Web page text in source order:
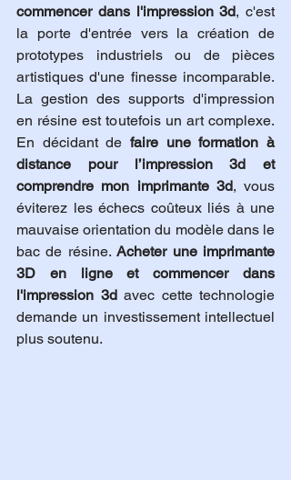
commencer dans l'impression 3d, c'est
la porte d'entrée vers la création de
prototypes industriels ou de pièces
artistiques d'une finesse incomparable.
La gestion des supports d'impression
en résine est toutefois un art complexe.
En décidant de faire une formation à
distance pour l’impression 3d et
comprendre mon imprimante 3d, vous
éviterez les échecs coûteux liés à une
mauvaise orientation du modèle dans le
bac de résine. Acheter une imprimante
3D en ligne et commencer dans
l'impression 3d avec cette technologie
demande un investissement intellectuel
plus soutenu.